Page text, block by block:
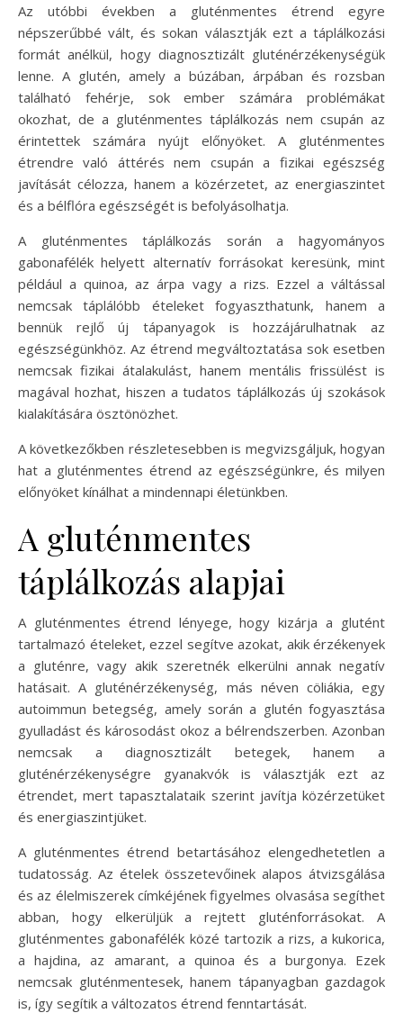
Az utóbbi években a gluténmentes étrend egyre
népszerűbbé vált, és sokan választják ezt a táplálkozási
formát anélkül, hogy diagnosztizált gluténérzékenységük
lenne. A glutén, amely a búzában, árpában és rozsban
található fehérje, sok ember számára problémákat
okozhat, de a gluténmentes táplálkozás nem csupán az
érintettek számára nyújt előnyöket. A gluténmentes
étrendre való áttérés nem csupán a fizikai egészség
javítását célozza, hanem a közérzetet, az energiaszintet
és a bélflóra egészségét is befolyásolhatja.
A gluténmentes táplálkozás során a hagyományos
gabonafélék helyett alternatív forrásokat keresünk, mint
például a quinoa, az árpa vagy a rizs. Ezzel a váltással
nemcsak táplálóbb ételeket fogyaszthatunk, hanem a
bennük rejlő új tápanyagok is hozzájárulhatnak az
egészségünkhöz. Az étrend megváltoztatása sok esetben
nemcsak fizikai átalakulást, hanem mentális frissülést is
magával hozhat, hiszen a tudatos táplálkozás új szokások
kialakítására ösztönözhet.
A következőkben részletesebben is megvizsgáljuk, hogyan
hat a gluténmentes étrend az egészségünkre, és milyen
előnyöket kínálhat a mindennapi életünkben.
A gluténmentes
táplálkozás alapjai
A gluténmentes étrend lényege, hogy kizárja a glutént
tartalmazó ételeket, ezzel segítve azokat, akik érzékenyek
a gluténre, vagy akik szeretnék elkerülni annak negatív
hatásait. A gluténérzékenység, más néven cöliákia, egy
autoimmun betegség, amely során a glutén fogyasztása
gyulladást és károsodást okoz a bélrendszerben. Azonban
nemcsak a diagnosztizált betegek, hanem a
gluténérzékenységre gyanakvók is választják ezt az
étrendet, mert tapasztalataik szerint javítja közérzetüket
és energiaszintjüket.
A gluténmentes étrend betartásához elengedhetetlen a
tudatosság. Az ételek összetevőinek alapos átvizsgálása
és az élelmiszerek címkéjének figyelmes olvasása segíthet
abban, hogy elkerüljük a rejtett gluténforrásokat. A
gluténmentes gabonafélék közé tartozik a rizs, a kukorica,
a hajdina, az amarant, a quinoa és a burgonya. Ezek
nemcsak gluténmentesek, hanem tápanyagban gazdagok
is, így segítik a változatos étrend fenntartását.